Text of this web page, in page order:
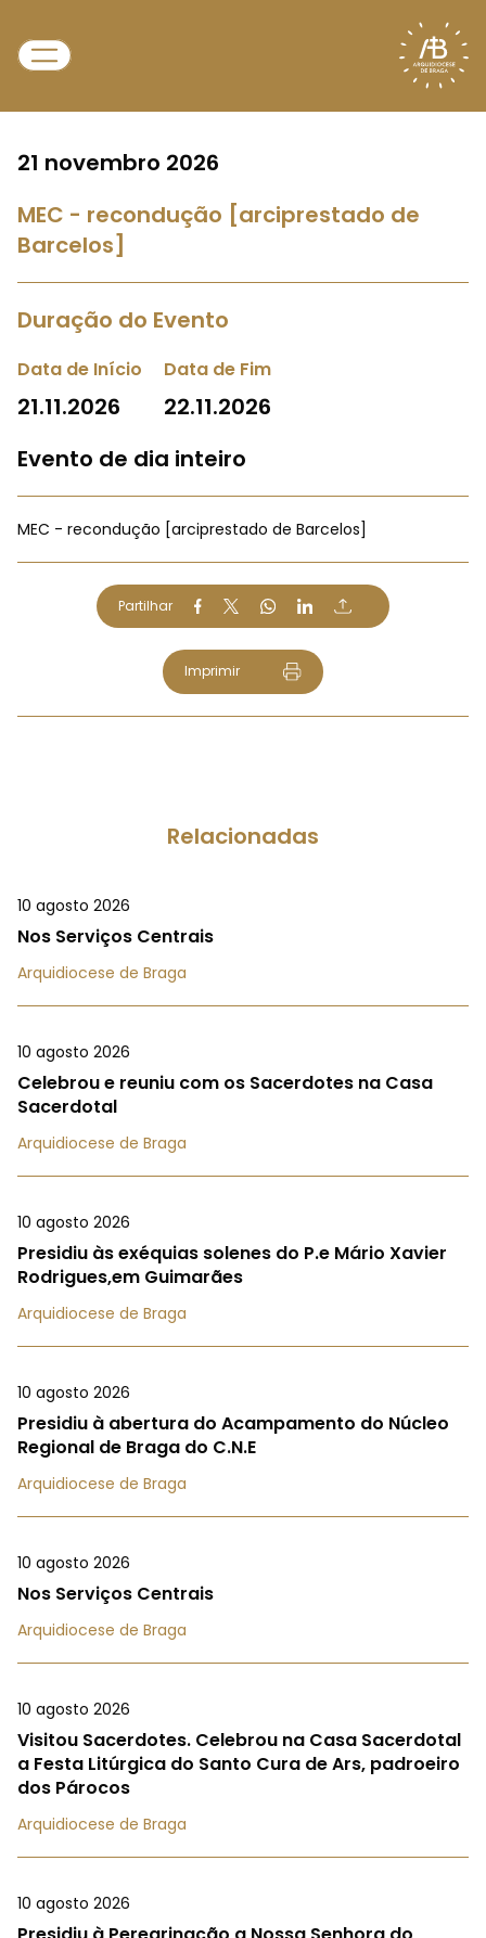
21 novembro 2026
MEC - recondução [arciprestado de
Barcelos]
Duração do Evento
Data de Início
21.11.2026
Data de Fim
22.11.2026
Evento de dia inteiro
MEC - recondução [arciprestado de Barcelos]
Partilhar
Imprimir
Relacionadas
10 agosto 2026
Nos Serviços Centrais
Arquidiocese de Braga
10 agosto 2026
Celebrou e reuniu com os Sacerdotes na Casa
Sacerdotal
Arquidiocese de Braga
10 agosto 2026
Presidiu às exéquias solenes do P.e Mário Xavier
Rodrigues,em Guimarães
Arquidiocese de Braga
10 agosto 2026
Presidiu à abertura do Acampamento do Núcleo
Regional de Braga do C.N.E
Arquidiocese de Braga
10 agosto 2026
Nos Serviços Centrais
Arquidiocese de Braga
10 agosto 2026
Visitou Sacerdotes. Celebrou na Casa Sacerdotal
a Festa Litúrgica do Santo Cura de Ars, padroeiro
dos Párocos
Arquidiocese de Braga
10 agosto 2026